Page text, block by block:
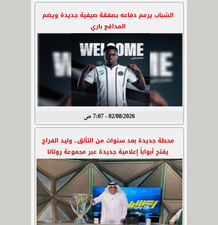
الشباب يرمم دفاعه بصفقة صيفية جديدة ويضم
المدافع باري
02/08/2026 - 7:07 ص
محطة جديدة بعد سنوات من التألق.. وليد الفراج
يفتح أبواباً إعلامية جديدة عبر مجموعة روتانا